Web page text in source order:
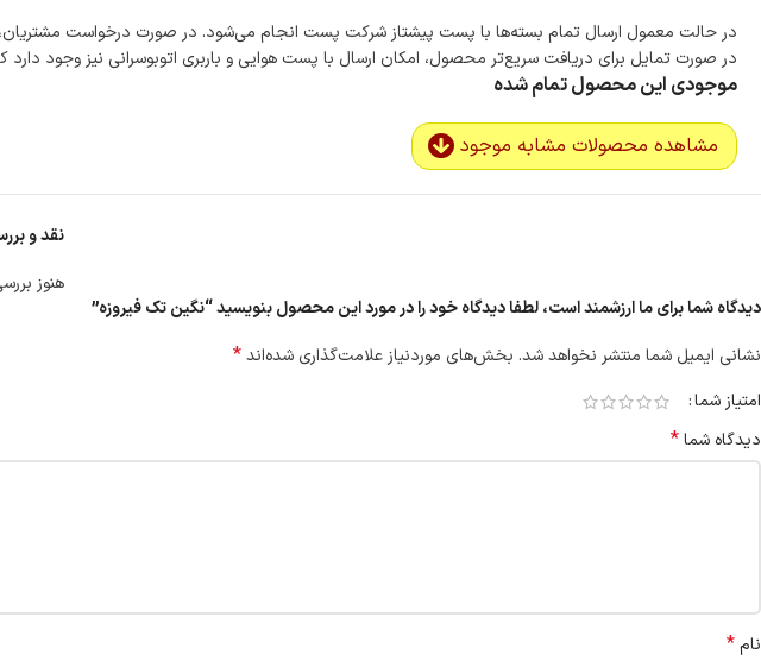
در حالت معمول ارسال تمام بسته‌ها با پست پیشتاز شرکت پست انجام می‌شود. در صورت درخواست
در صورت تمایل برای دریافت سریع‌تر محصول، امکان ارسال با پست هوایی و باربری اتوبوسرانی نیز وجود
موجودی این محصول تمام شده
مشاهده محصولات مشابه موجود
نقد و
هنوز
دیدگاه شما برای ما ارزشمند است، لطفا دیدگاه خود را در مورد این محصول بنویسید “نگین تک فیروزه”
نشانی ایمیل شما منتشر نخواهد شد. بخش‌های موردنیاز علامت‌گذاری شده‌اند*
امتیاز شما
دیدگاه شما*
نام*